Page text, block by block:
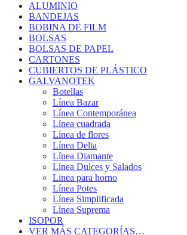
ALUMINIO
BANDEJAS
BOBINA DE FILM
BOLSAS
BOLSAS DE PAPEL
CARTONES
CUBIERTOS DE PLÁSTICO
GALVANOTEK
Botellas
Línea Bazar
Línea Contemporánea
Línea cuadrada
Línea de flores
Línea Delta
Línea Diamante
Línea Dulces y Salados
Linea para horno
Línea Potes
Línea Simplificada
Línea Suprema
ISOPOR
VER MÁS CATEGORÍAS…